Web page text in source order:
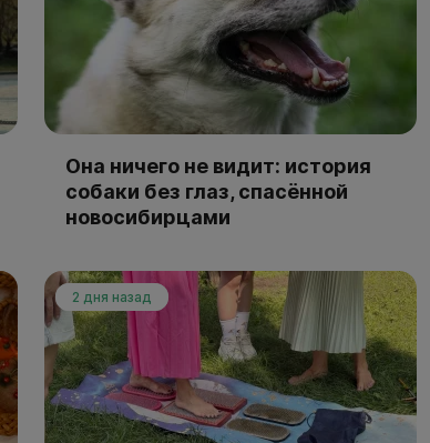
Она ничего не видит: история
собаки без глаз, спасённой
новосибирцами
2 дня назад